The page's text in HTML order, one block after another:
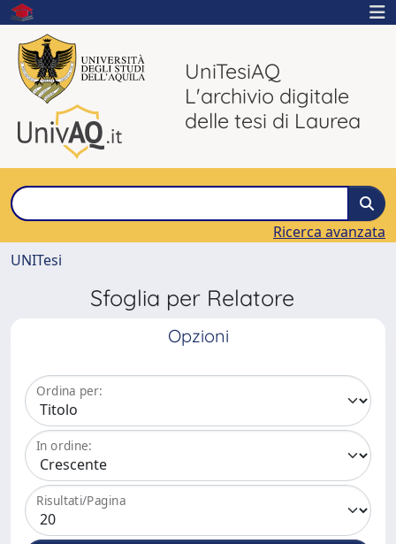
UniTesiAQ
L'archivio digitale
delle tesi di Laurea
Ricerca avanzata
UNITesi
Sfoglia per Relatore
Opzioni
Ordina per:
In ordine:
Risultati/Pagina